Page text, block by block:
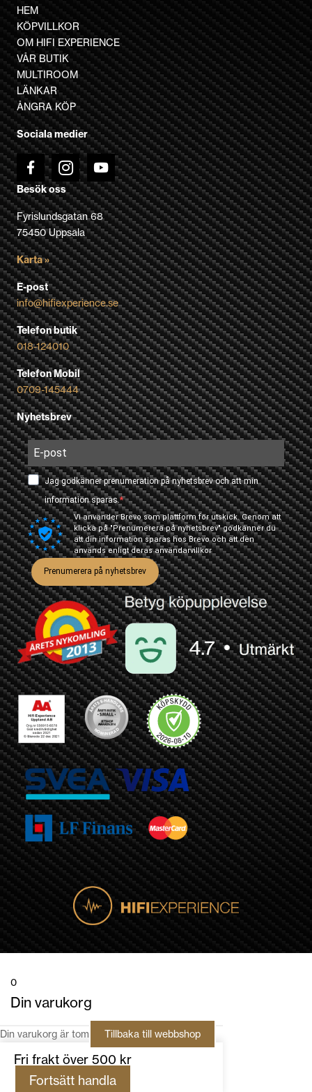
varianter.
De
olika
alternativen
kan
väljas
på
produktsidan
HEM
KÖPVILLKOR
OM HIFI EXPERIENCE
VÅR BUTIK
MULTIROOM
LÄNKAR
ÅNGRA KÖP
Sociala medier
Besök oss
Fyrislundsgatan 68
75450 Uppsala
Karta »
E-post
info@hifiexperience.se
Telefon butik
018-124010
Telefon Mobil
0709-145444
Nyhetsbrev
Jag godkänner prenumeration på nyhetsbrev och att min
information sparas.
Vi använder Brevo som plattform för utskick. Genom att
klicka på "Prenumerera på nyhetsbrev" godkänner du
att din information sparas hos Brevo och att den
används enligt derasanvändarvillkor
Prenumerera på nyhetsbrev
0
Din varukorg
Din varukorg är tom Tillbaka till webbshop
Fri frakt över 500 kr
Fortsätt handla